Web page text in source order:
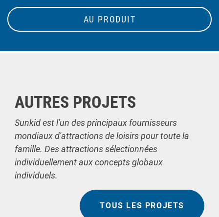
AU PRODUIT
AUTRES PROJETS
Sunkid est l'un des principaux fournisseurs
mondiaux d'attractions de loisirs pour toute la
famille. Des attractions sélectionnées
individuellement aux concepts globaux
individuels.
TOUS LES PROJETS